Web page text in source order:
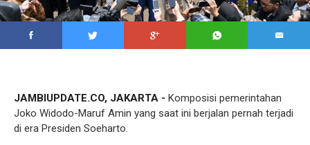
JAMBIUPDATE.CO, JAKARTA - Komposisi pemerintahan
Joko Widodo-Maruf Amin yang saat ini berjalan pernah terjadi
di era Presiden Soeharto.